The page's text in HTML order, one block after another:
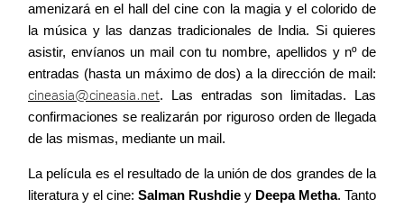
amenizará en el hall del cine con la magia y el colorido de
la música y las danzas tradicionales de India. Si quieres
asistir, envíanos un mail con tu nombre, apellidos y nº de
entradas (hasta un máximo de dos) a la dirección de mail:
cineasia@cineasia.net. Las entradas son limitadas. Las
confirmaciones se realizarán por riguroso orden de llegada
de las mismas, mediante un mail.
La película es el resultado de la unión de dos grandes de la
literatura y el cine: Salman Rushdie y Deepa Metha. Tanto
©2026 COPYRIGHT FLOTHEMES